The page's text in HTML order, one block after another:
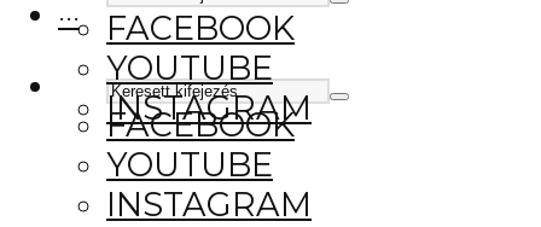
FACEBOOK
YOUTUBE
INSTAGRAM
···
FACEBOOK
YOUTUBE
INSTAGRAM